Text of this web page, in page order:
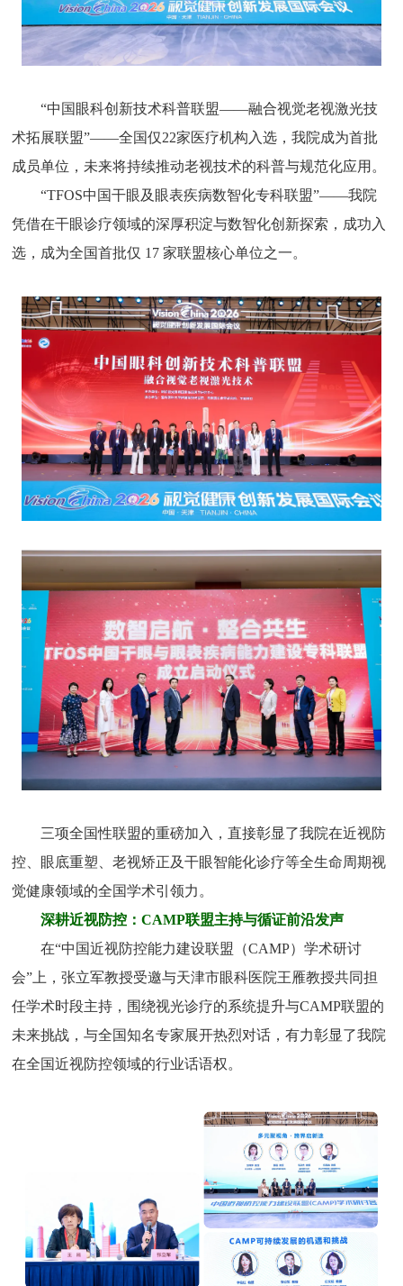
“中国眼科创新技术科普联盟——融合视觉老视激光技
术拓展联盟”——全国仅22家医疗机构入选，我院成为首批
成员单位，未来将持续推动老视技术的科普与规范化应用。
“TFOS中国干眼及眼表疾病数智化专科联盟”——我院
凭借在干眼诊疗领域的深厚积淀与数智化创新探索，成功入
选，成为全国首批仅 17 家联盟核心单位之一。
三项全国性联盟的重磅加入，直接彰显了我院在近视防
控、眼底重塑、老视矫正及干眼智能化诊疗等全生命周期视
觉健康领域的全国学术引领力。
深耕近视防控：CAMP联盟主持与循证前沿发声
在“中国近视防控能力建设联盟（CAMP）学术研讨
会”上，张立军教授受邀与天津市眼科医院王雁教授共同担
任学术时段主持，围绕视光诊疗的系统提升与CAMP联盟的
未来挑战，与全国知名专家展开热烈对话，有力彰显了我院
在全国近视防控领域的行业话语权。